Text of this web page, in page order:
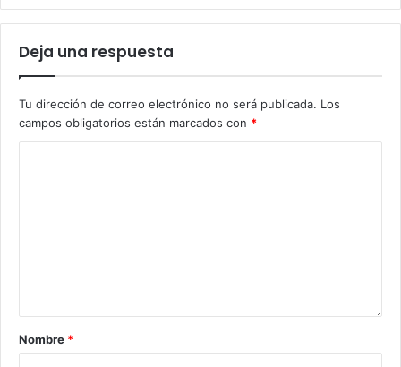
Deja una respuesta
Tu dirección de correo electrónico no será publicada. Los
campos obligatorios están marcados con *
Nombre *